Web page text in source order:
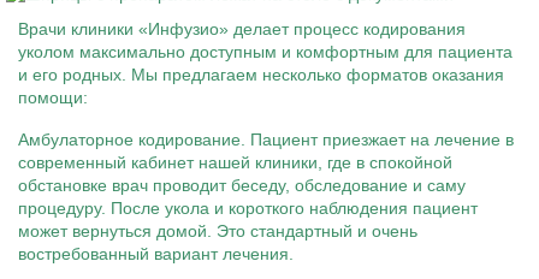
Врачи клиники «Инфузио» делает процесс кодирования
уколом максимально доступным и комфортным для пациента
и его родных. Мы предлагаем несколько форматов оказания
помощи:
Амбулаторное кодирование. Пациент приезжает на лечение в
современный кабинет нашей клиники, где в спокойной
обстановке врач проводит беседу, обследование и саму
процедуру. После укола и короткого наблюдения пациент
может вернуться домой. Это стандартный и очень
востребованный вариант лечения.